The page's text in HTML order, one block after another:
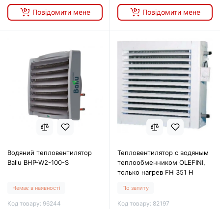
Повідомити мене Повідомити мене
Водяний тепловентилятор
Ballu BHP-W2-100-S
Немає в наявності
Код товару: 96244
Тепловентилятор с водяным
теплообменником OLEFINI,
только нагрев FH 351 H
По запиту
Код товару: 82197